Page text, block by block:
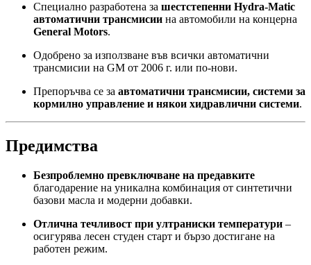
Специално разработена за шестстепенни Hydra-Matic
автоматични трансмисии на автомобили на концерна
General Motors.
Одобрено за използване във всички автоматични
трансмисии на GM от 2006 г. или по-нови.
Препоръчва се за автоматични трансмисии, системи за
кормилно управление и някои хидравлични системи.
Предимства
Безпроблемно превключване на предавките
благодарение на уникална комбинация от синтетични
базови масла и модерни добавки.
Отлична течливост при ултраниски температури –
осигурява лесен студен старт и бързо достигане на
работен режим.